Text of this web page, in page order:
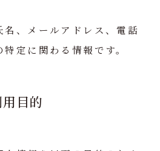
名、メールアドレス、電話
定に関わる情報です。
目的